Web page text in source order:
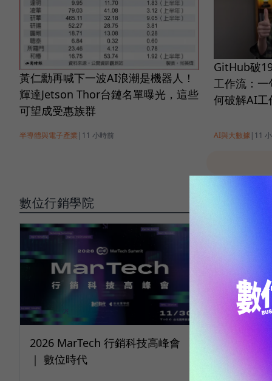
黃仁勳再喊下一波AI浪潮是機器人！
輝達Jetson Thor台鏈名單曝光，這些
可望成受惠族群
半導體與電子產業 | 11 小時前
GitHub破
工作流：
何破解AI工
AI與大數據 | 11
數位行銷學院
2026 MarTech 行銷科技高峰會
｜ 數位時代
最強會